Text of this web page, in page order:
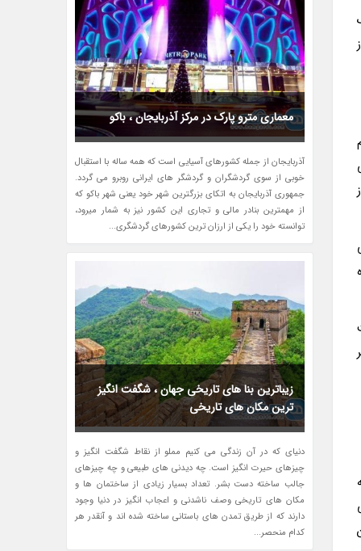
معماری مترو پارک در مرکز آذربایجان ، باکو
آذربایجان از جمله کشورهای آسیایی است که همه ساله با استقبال
خوبی از سوی گردشگران و گردشگر های ایرانی روبرو می گردد.
جمهوری آذربایجان به اتکای بزرگترین شهر خود یعنی شهر باکو که
از مهمترین بنادر مالی و تجاری این کشور نیز به شمار میرود،
توانسته خود را یکی از ارزان ترین کشورهای گردشگری...
زیباترین بنا های تاریخی جهان ، شگفت انگیز
ترین مکان های تاریخی
دنیای که در آن زندگی می کنیم مملو از نقاط شگفت انگیز و
چیزهای حیرت انگیز است. چه دیدنی های طبیعی و چه چیزهای
جالب ساخته دست بشر. تعداد بسیار زیادی از ساختمان ها و
مکان های تاریخی وصف ناشدنی و اعجاب انگیز در دنیا وجود
دارند که از طریق تمدن های باستانی ساخته شده اند و آنقدر هر
کدام منحصر...